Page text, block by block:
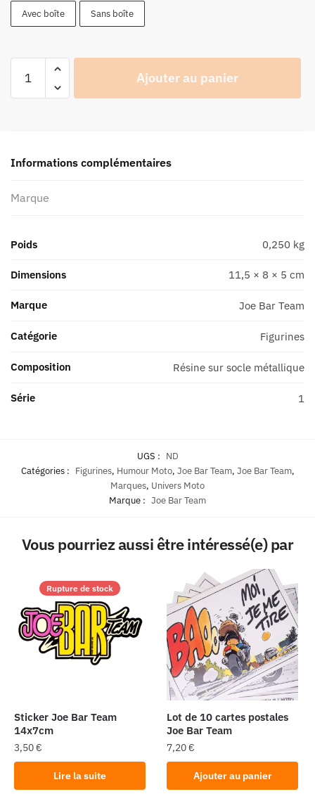
Avec boîte Sans boîte
Figurine
Honda
GoldWing
Série
Ajouter au panier
Informations complémentaires
Marque
Poids 0,250 kg
Dimensions 11,5 × 8 × 5 cm
Marque Joe Bar Team
Catégorie Figurines
Composition Résine sur socle métallique
Série 1
UGS : ND
Catégories : Figurines, Humour Moto, Joe Bar Team, Joe Bar Team,
Marques, Univers Moto
Marque : Joe Bar Team
Vous pourriez aussi être intéressé(e) par
Rupture de stock
Sticker Joe Bar Team
14x7cm
3,50€
Lire la suite
Lot de 10 cartes postales
Joe Bar Team
7,20€
Ajouter au panier